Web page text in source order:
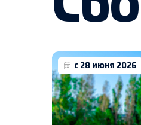
с 28 июня 2026